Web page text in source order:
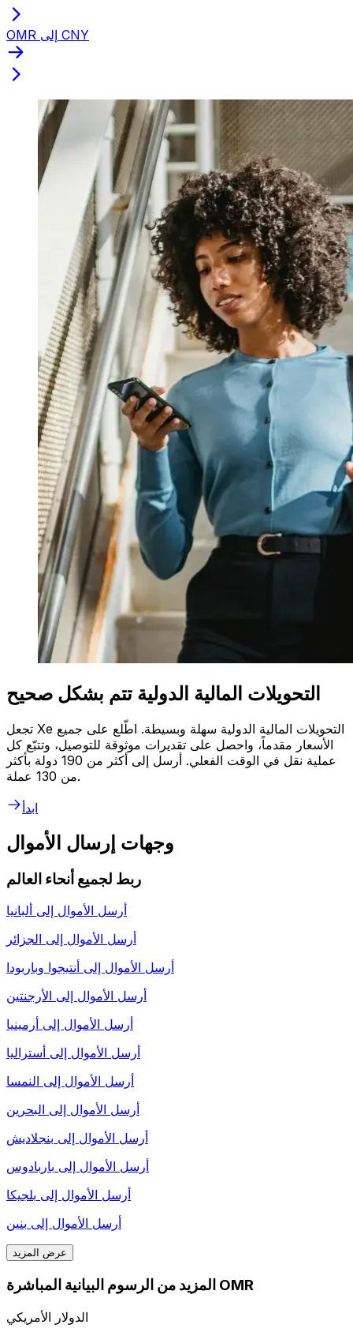
OMR إلى CNY
التحويلات المالية الدولية تتم بشكل صحيح
تجعل Xe التحويلات المالية الدولية سهلة وبسيطة. اطّلع على جميع
الأسعار مقدماً، واحصل على تقديرات موثوقة للتوصيل، وتتبّع كل
عملية نقل في الوقت الفعلي. أرسل إلى أكثر من 190 دولة بأكثر
من 130 عملة.
ابدأ
وجهات إرسال الأموال
ربط لجميع أنحاء العالم
أرسل الأموال إلى ألبانيا
أرسل الأموال إلى الجزائر
أرسل الأموال إلى أنتيجوا وباربودا
أرسل الأموال إلى الأرجنتين
أرسل الأموال إلى أرمينيا
أرسل الأموال إلى أستراليا
أرسل الأموال إلى النمسا
أرسل الأموال إلى البحرين
أرسل الأموال إلى بنجلاديش
أرسل الأموال إلى باربادوس
أرسل الأموال إلى بلجيكا
أرسل الأموال إلى بنين
عرض المزيد
المزيد من الرسوم البيانية المباشرة OMR
الدولار الأمريكي